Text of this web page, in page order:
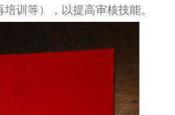
训等），以提高审核技能。